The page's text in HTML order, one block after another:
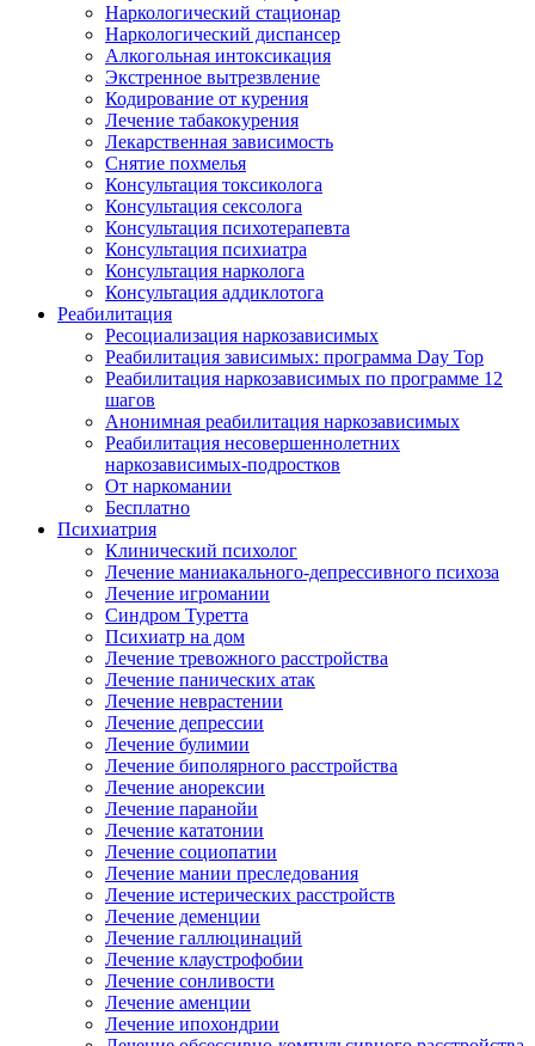
Наркологический стационар
Наркологический диспансер
Алкогольная интоксикация
Экстренное вытрезвление
Кодирование от курения
Лечение табакокурения
Лекарственная зависимость
Снятие похмелья
Консультация токсиколога
Консультация сексолога
Консультация психотерапевта
Консультация психиатра
Консультация нарколога
Консультация аддиклотога
Реабилитация
Ресоциализация наркозависимых
Реабилитация зависимых: программа Day Top
Реабилитация наркозависимых по программе 12
шагов
Анонимная реабилитация наркозависимых
Реабилитация несовершеннолетних
наркозависимых-подростков
От наркомании
Бесплатно
Психиатрия
Клинический психолог
Лечение маниакального-депрессивного психоза
Лечение игромании
Синдром Туретта
Психиатр на дом
Лечение тревожного расстройства
Лечение панических атак
Лечение неврастении
Лечение депрессии
Лечение булимии
Лечение биполярного расстройства
Лечение анорексии
Лечение паранойи
Лечение кататонии
Лечение социопатии
Лечение мании преследования
Лечение истерических расстройств
Лечение деменции
Лечение галлюцинаций
Лечение клаустрофобии
Лечение сонливости
Лечение аменции
Лечение ипохондрии